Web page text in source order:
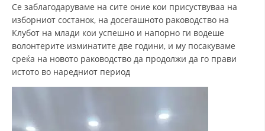
ЗА НАС
ДЕЈСТВУВАЊЕ
Се заблагодаруваме на сите оние кои присуствуваа на
изборниот состанок, на досегашното раководство на
Клубот на млади кои успешно и напорно ги водеше
волонтерите изминатите две години, и му посакуваме
среќа на новото раководство да продолжи да го прави
истото во наредниот период